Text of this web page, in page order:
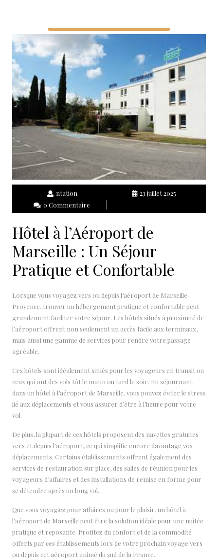
ntation
23 juillet 2025
0 Commentaire
Hôtel à l’Aéroport de
Marseille : Un Séjour
Pratique et Confortable
Lorsque vous voyagez vers ou depuis l’aéroport de Marseille-
Provence, trouver un hébergement pratique et confortable peut
grandement faciliter votre séjour. Les hôtels situés à proximité de
l’aéroport offrent non seulement un accès facile aux terminaux,
mais aussi une gamme de services pour rendre votre passage
agréable.
Ces hôtels sont idéalement situés pour les voyageurs en transit ou
ceux qui ont des vols tôt le matin ou tard le soir. En séjournant
dans un hôtel à l’aéroport de Marseille, vous pouvez éviter le stress
lié aux déplacements et vous assurer d’être à l’heure pour votre
vol.
De plus, la plupart de ces hôtels proposent des navettes gratuites
vers et depuis l’aéroport, ce qui simplifie encore davantage vos
déplacements. Certains établissements offrent également des
services de restauration sur place, des salles de réunion pour les
voyageurs d’affaires et des installations de remise en forme pour
se détendre après un long vol.
Que vous voyagiez pour affaires ou pour le plaisir, un hôtel à
l’aéroport de Marseille peut être la solution idéale pour une nuitée
pratique et reposante. Profitez du confort et de la commodité
offerts par ces établissements lors de votre prochain voyage vers
ou depuis cet aéroport animé du sud de la France.